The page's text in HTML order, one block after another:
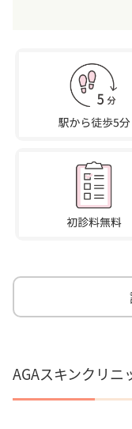
AGAスキンクリニ